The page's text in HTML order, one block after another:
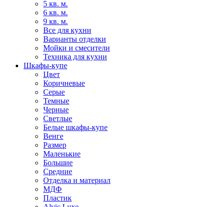
5 кв. м.
6 кв. м.
9 кв. м.
Все для кухни
Варианты отделки
Мойки и смесители
Техника для кухни
Шкафы-купе
Цвет
Коричневые
Серые
Темные
Черные
Светлые
Белые шкафы-купе
Венге
Размер
Маленькие
Большие
Средние
Отделка и материал
МДФ
Пластик